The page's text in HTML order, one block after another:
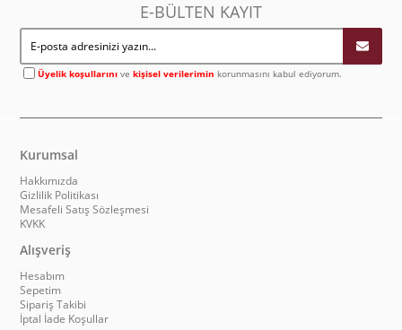
E-BÜLTEN KAYIT
Üyelik koşullarını vekişisel verilerimin korunmasını kabul ediyorum.
Kurumsal
Hakkımızda
Gizlilik Politikası
Mesafeli Satış Sözleşmesi
KVKK
Alışveriş
Hesabım
Sepetim
Sipariş Takibi
İptal İade Koşullar